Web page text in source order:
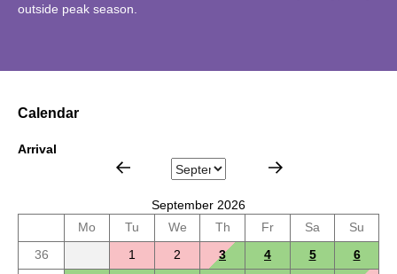
outside peak season.
Calendar
Arrival
September 2026
Mo
Tu We Th Fr Sa
Su
36
1 2 3 4 5
6